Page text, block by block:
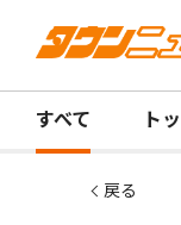
すべて ト
戻る